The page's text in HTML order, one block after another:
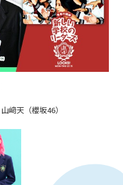
山﨑天（櫻坂46）